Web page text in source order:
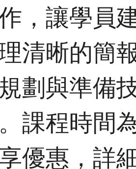
，讓學員
清晰的簡
劃與準備
課程時間
優惠，詳